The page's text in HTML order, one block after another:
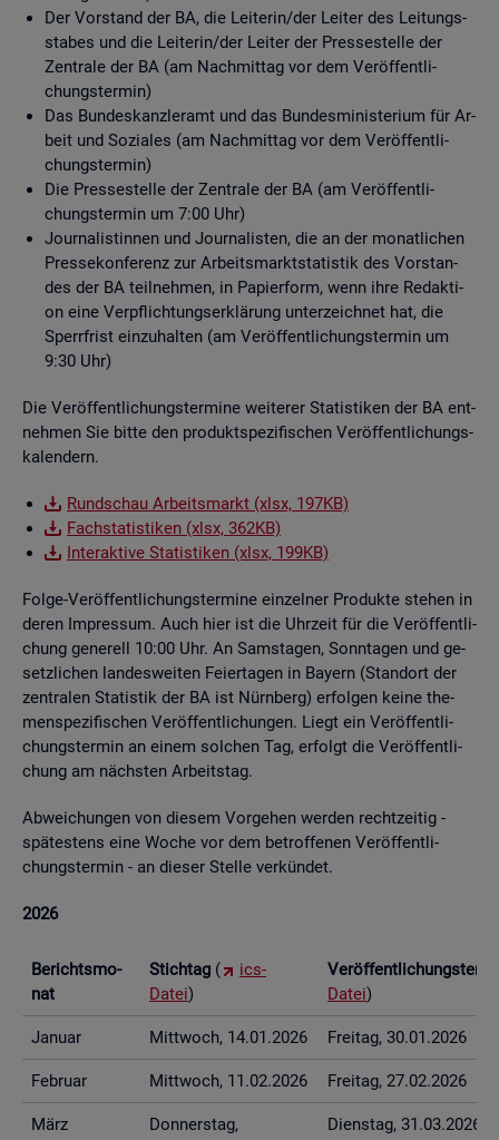
Der Vor­stand der BA, die Lei­te­rin/der Lei­ter des Lei­tungs­
sta­bes und die Lei­te­rin/der Lei­ter der Pres­se­stel­le der
Zen­tra­le der BA (am Nach­mit­tag vor dem Ver­öf­fent­li­
chungs­ter­min)
Das Bun­des­kanz­ler­amt und das Bun­des­mi­nis­te­ri­um für Ar­
beit und So­zia­les (am Nach­mit­tag vor dem Ver­öf­fent­li­
chungs­ter­min)
Die Pres­se­stel­le der Zen­tra­le der BA (am Ver­öf­fent­li­
chungs­ter­min um 7:00 Uhr)
Jour­na­lis­tin­nen und Jour­na­lis­ten, die an der mo­nat­li­chen
Pres­se­kon­fe­renz zur Ar­beits­markt­sta­tis­tik des Vor­stan­
des der BA teil­neh­men, in Pa­pier­form, wenn ihre Re­dak­ti­
on eine Ver­pflich­tungs­er­klä­rung un­ter­zeich­net hat, die
Sperr­frist ein­zu­hal­ten (am Ver­öf­fent­li­chungs­ter­min um
9:30 Uhr)
Die Ver­öf­fent­li­chungs­ter­mi­ne wei­te­rer Sta­tis­ti­ken der BA ent­
neh­men Sie bitte den pro­dukt­spe­zi­fi­schen Ver­öf­fent­li­chungs­
ka­len­dern.
Rund­schau Ar­beits­markt (xlsx, 197KB)
Fach­sta­tis­ti­ken (xlsx, 362KB)
In­ter­ak­ti­ve Sta­tis­ti­ken (xlsx, 199KB)
Folge-Ver­öf­fent­li­chungs­ter­mi­ne ein­zel­ner Pro­duk­te ste­hen in
deren Im­pres­sum. Auch hier ist die Uhr­zeit für die Ver­öf­fent­li­
chung ge­ne­rell 10:00 Uhr. An Sams­ta­gen, Sonn­ta­gen und ge­
setz­li­chen lan­des­wei­ten Fei­er­ta­gen in Bay­ern (Stand­ort der
zen­tra­len Sta­tis­tik der BA ist Nürn­berg) er­fol­gen keine the­
men­spe­zi­fi­schen Ver­öf­fent­li­chun­gen. Liegt ein Ver­öf­fent­li­
chungs­ter­min an einem sol­chen Tag, er­folgt die Ver­öf­fent­li­
chung am nächs­ten Ar­beits­tag.
Ab­wei­chun­gen von die­sem Vor­ge­hen wer­den recht­zei­tig -
spä­tes­tens eine Woche vor dem be­trof­fe­nen Ver­öf­fent­li­
chungs­ter­min - an die­ser Stel­le ver­kün­det.
2026
Be­richts­mo­
nat
Stich­tag (
ics-
Datei)
Datei)
Ja­nu­ar Mitt­woch, 14.01.2026 Frei­tag, 30.01.2026
Fe­bru­ar Mitt­woch, 11.02.2026 Frei­tag, 27.02.2026
März
Don­ners­tag,
Diens­tag, 31.03.2026